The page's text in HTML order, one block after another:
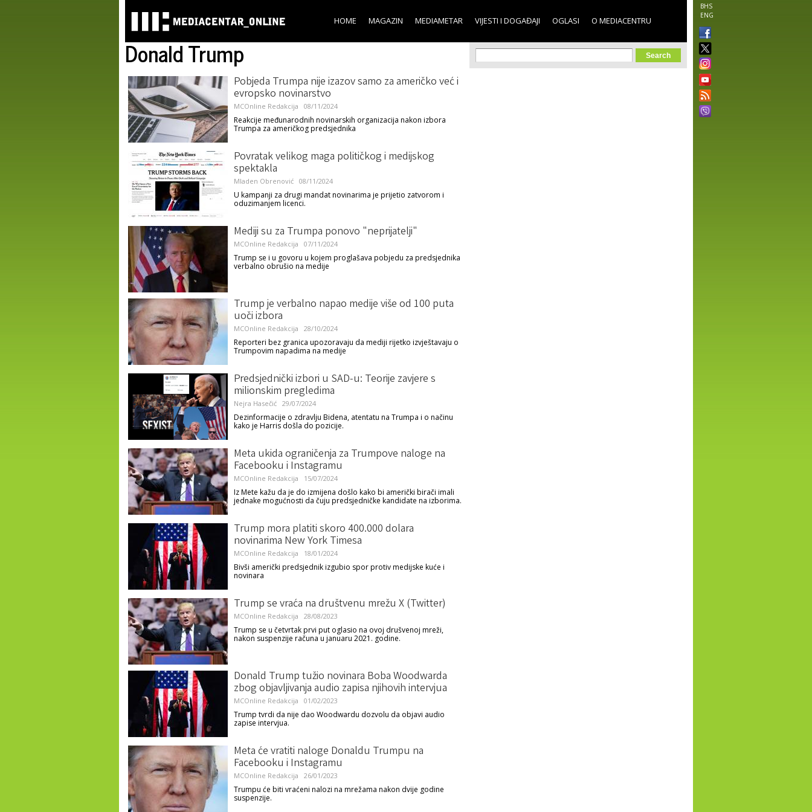
main
content
BHS
ENG
HOME MAGAZIN MEDIAMETAR VIJESTI I DOGAĐAJI OGLASI O MEDIACENTRU
Donald Trump
Pobjeda Trumpa nije izazov samo za američko već i
evropsko novinarstvo
MCOnline Redakcija 08/11/2024
Reakcije međunarodnih novinarskih organizacija nakon izbora
Trumpa za američkog predsjednika
Povratak velikog maga političkog i medijskog
spektakla
Mladen Obrenović 08/11/2024
U kampanji za drugi mandat novinarima je prijetio zatvorom i
oduzimanjem licenci.
Mediji su za Trumpa ponovo "neprijatelji"
MCOnline Redakcija 07/11/2024
Trump se i u govoru u kojem proglašava pobjedu za predsjednika
verbalno obrušio na medije
Trump je verbalno napao medije više od 100 puta
uoči izbora
MCOnline Redakcija 28/10/2024
Reporteri bez granica upozoravaju da mediji rijetko izvještavaju o
Trumpovim napadima na medije
Predsjednički izbori u SAD-u: Teorije zavjere s
milionskim pregledima
Nejra Hasečić 29/07/2024
Dezinformacije o zdravlju Bidena, atentatu na Trumpa i o načinu
kako je Harris došla do pozicije.
Meta ukida ograničenja za Trumpove naloge na
Facebooku i Instagramu
MCOnline Redakcija 15/07/2024
Iz Mete kažu da je do izmijena došlo kako bi američki birači imali
jednake mogućnosti da čuju predsjedničke kandidate na izborima.
Trump mora platiti skoro 400.000 dolara
novinarima New York Timesa
MCOnline Redakcija 18/01/2024
Bivši američki predsjednik izgubio spor protiv medijske kuće i
novinara
Trump se vraća na društvenu mrežu X (Twitter)
MCOnline Redakcija 28/08/2023
Trump se u četvrtak prvi put oglasio na ovoj drušvenoj mreži,
nakon suspenzije računa u januaru 2021. godine.
Donald Trump tužio novinara Boba Woodwarda
zbog objavljivanja audio zapisa njihovih intervjua
MCOnline Redakcija 01/02/2023
Trump tvrdi da nije dao Woodwardu dozvolu da objavi audio
zapise intervjua.
Meta će vratiti naloge Donaldu Trumpu na
Facebooku i Instagramu
MCOnline Redakcija 26/01/2023
Trumpu će biti vraćeni nalozi na mrežama nakon dvije godine
suspenzije.
Search form
Search